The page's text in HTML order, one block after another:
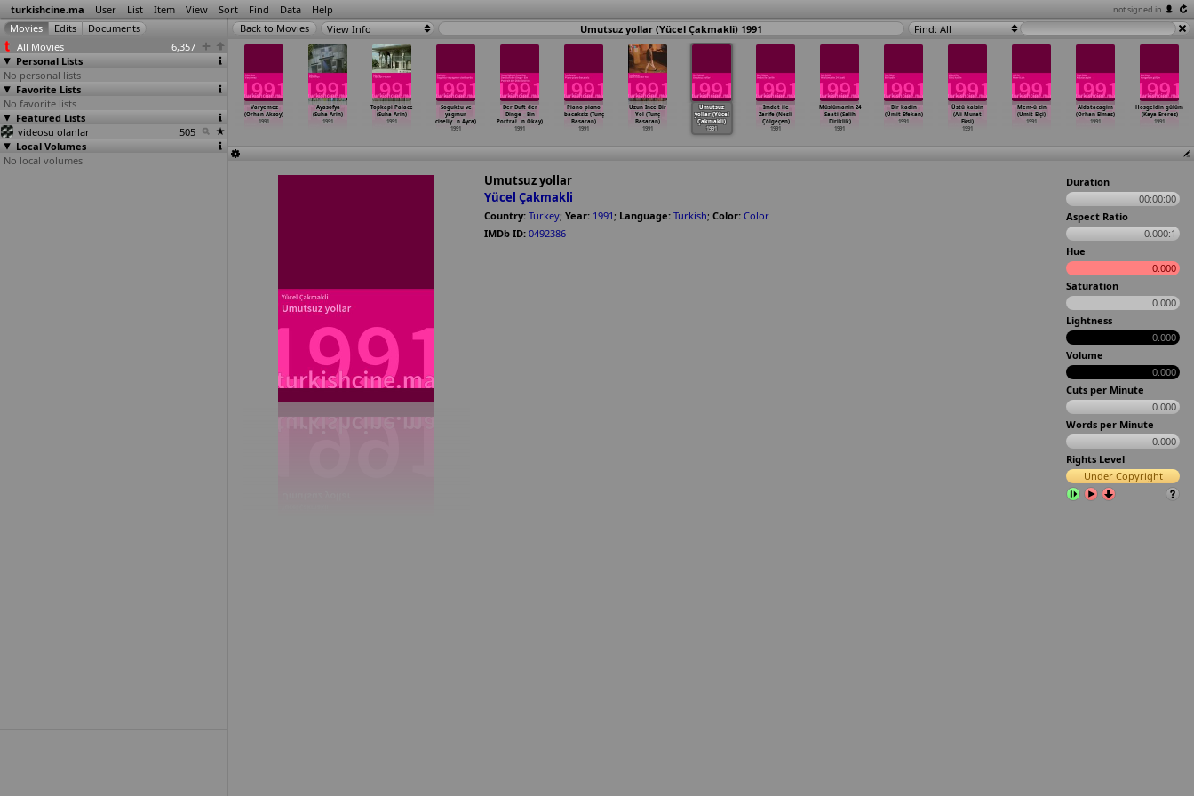
turkishcine.ma User List Item View Sort Find Data Help not signed in
All Movies
6,357
Personal Lists
No personal lists
Favorite Lists
No favorite lists
Featured Lists
videosu olanlar
505
Local Volumes
No local volumes
View Info Umutsuz yollar (Yücel Çakmakli) 1991 Find: All
masali
Yeres)
1990
Doyumsuz
(Artun Yeres)
1990
1990
Varyemez
(Orhan Aksoy)
1991
Ayasofya
(Suha Arin)
1991
Topkapi Palace
(Suha Arin)
1991
Soguktu ve
yagmur
ciseliy… n Ayca)
1991
Der Duft der
Dinge - Ein
Portrai… n Okay)
1991
Piano piano
bacaksiz (Tunç
Basaran)
1991
Uzun Ince Bir
Yol (Tunç
Basaran)
1991
Umutsuz
yollar (Yücel
Çakmakli)
1991
Imdat ile
Zarife (Nesli
Çölgeçen)
1991
Müslümanin 24
Saati (Salih
Diriklik)
1991
Bir kadin
(Ümit Efekan)
1991
Üstü kalsin
(Ali Murat
Eksi)
1991
Mem-ü zin
(Umit Elçi)
1991
Aldatacagim
(Orhan Elmas)
1991
Hosgeldin gülüm
(Kaya Ererez)
1991
Umutsuz yollar
Yücel Çakmakli
Country: Turkey; Year: 1991; Language: Turkish; Color: Color
IMDb ID: 0492386
Duration
00:00:00
Aspect Ratio
0.000:1
Hue
0.000
Saturation
0.000
Lightness
0.000
Volume
0.000
Cuts per Minute
0.000
Words per Minute
0.000
Rights Level
Under Copyright